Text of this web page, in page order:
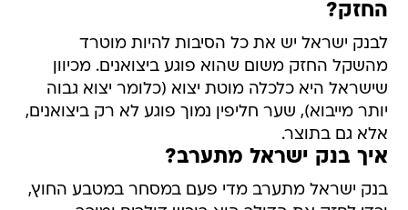
החזק?
לבנק ישראל יש את כל הסיבות להיות מוטרד
מהשקל החזק משום שהוא פוגע ביצואנים. מכיוון
שישראל היא כלכלה מוטת יצוא (כלומר יצוא גבוה
יותר מייבוא), שער חליפין נמוך פוגע לא רק ביצואנים,
אלא גם בתוצר.
איך בנק ישראל מתערב?
בנק ישראל מתערב מדי פעם במסחר במטבע החוץ,